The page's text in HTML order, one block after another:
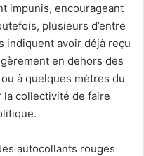
impunis, encourageant
plusieurs d’entre
indiquent avoir déjà reçu
en dehors des
à quelques mètres du
collectivité de faire
autocollants rouges